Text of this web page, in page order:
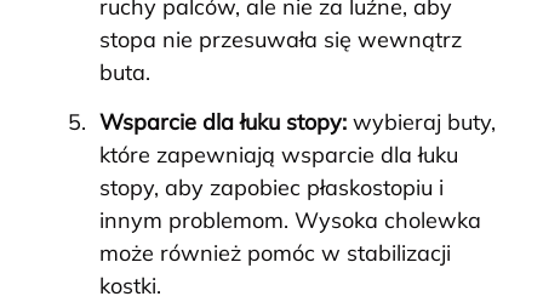
ruchy palców, ale nie za luźne, aby
stopa nie przesuwała się wewnątrz
buta.
Wsparcie dla łuku stopy: wybieraj buty,
które zapewniają wsparcie dla łuku
stopy, aby zapobiec płaskostopiu i
innym problemom. Wysoka cholewka
może również pomóc w stabilizacji
kostki.